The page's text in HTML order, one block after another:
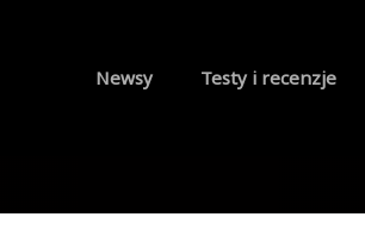
Newsy Testy i recenzje